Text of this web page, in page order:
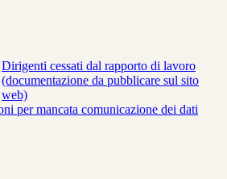
Dirigenti cessati dal rapporto di lavoro
(documentazione da pubblicare sul sito
web)
per mancata comunicazione dei dati